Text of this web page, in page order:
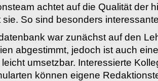
achtet auf die Qualität der
sie. So sind besonders
war zunächst auf den
abgestimmt, jedoch ist auch
umsetzbar. Interessierte
können eigene